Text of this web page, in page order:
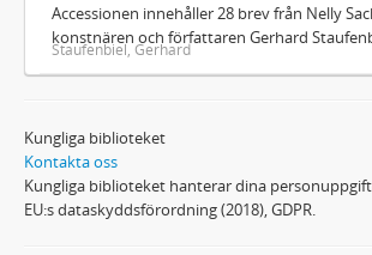
Accessionen innehåller 28 brev från Nelly
konstnären och författaren Gerhard
Staufenbiel, Gerhard
Kungliga biblioteket
Kontakta oss
Kungliga biblioteket hanterar dina
EU:s dataskyddsförordning (2018), GDPR.